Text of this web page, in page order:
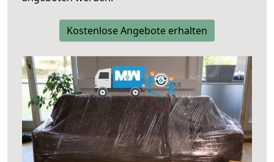
Kostenlose Angebote erhalten